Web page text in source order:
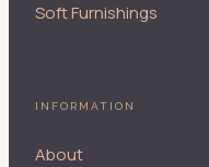
Soft Furnishings
INFORMATION
About